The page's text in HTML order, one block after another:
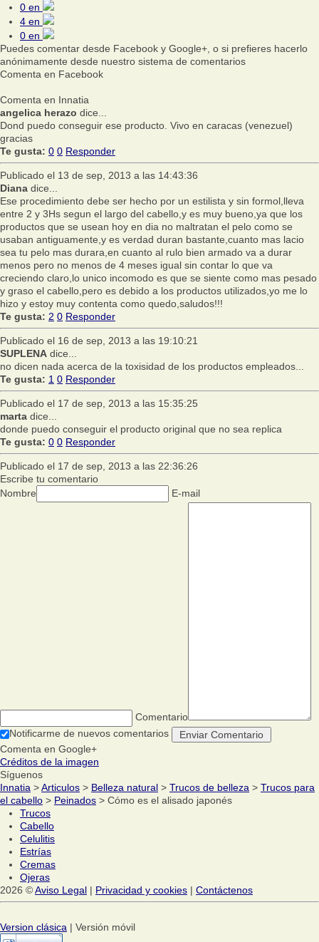
0 en
4 en
0 en
Puedes comentar desde Facebook y Google+, o si prefieres hacerlo
anónimamente desde nuestro sistema de comentarios
Comenta en Facebook
Comenta en Innatia
angelica herazo dice...
Dond puedo conseguir ese producto. Vivo en caracas (venezuel)
gracias
Te gusta: 0 0 Responder
Publicado el 13 de sep, 2013 a las 14:43:36
Diana dice...
Ese procedimiento debe ser hecho por un estilista y sin formol,lleva
entre 2 y 3Hs segun el largo del cabello,y es muy bueno,ya que los
productos que se usean hoy en dia no maltratan el pelo como se
usaban antiguamente,y es verdad duran bastante,cuanto mas lacio
sea tu pelo mas durara,en cuanto al rulo bien armado va a durar
menos pero no menos de 4 meses igual sin contar lo que va
creciendo claro,lo unico incomodo es que se siente como mas pesado
y graso el cabello,pero es debido a los productos utilizados,yo me lo
hizo y estoy muy contenta como quedo,saludos!!!
Te gusta: 2 0 Responder
Publicado el 16 de sep, 2013 a las 19:10:21
SUPLENA dice...
no dicen nada acerca de la toxisidad de los productos empleados...
Te gusta: 1 0 Responder
Publicado el 17 de sep, 2013 a las 15:35:25
marta dice...
donde puedo conseguir el producto original que no sea replica
Te gusta: 0 0 Responder
Publicado el 17 de sep, 2013 a las 22:36:26
Escribe tu comentario
Nombre
E-mail
Comentario
Notificarme de nuevos comentarios
Comenta en Google+
Créditos de la imagen
Síguenos
Innatia >Articulos > Belleza natural > Trucos de belleza > Trucos para
el cabello > Peinados > Cómo es el alisado japonés
Trucos
Cabello
Celulitis
Estrías
Cremas
Ojeras
2026 ©Aviso Legal | Privacidad y cookies | Contáctenos
Version clásica | Versión móvil